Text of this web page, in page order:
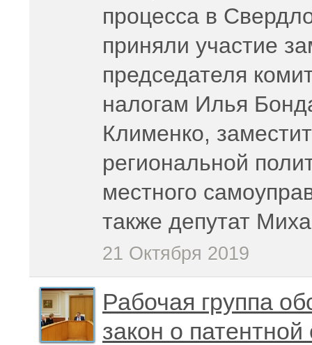
процесса в
приняли участие
председателя
налогам Илья
Клименко,
региональной
местного
также депутат
21 Октября 2019
Рабочая группа
закон о